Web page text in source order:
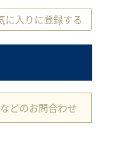
に入りに登録する
などのお問合わせ